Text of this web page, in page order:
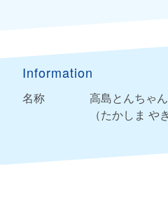
Information
名称
高島とんちゃ
（たかしま や